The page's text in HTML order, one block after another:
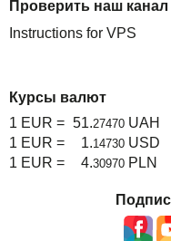
Проверить наш канал
Instructions for VPS
Курсы валют
1 EUR = 51.27470 UAH
1 EUR =
1.14730 USD
1 EUR =
4.30970 PLN